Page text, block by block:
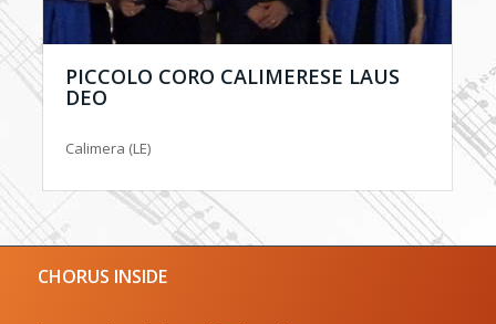
PICCOLO CORO CALIMERESE LAUS
DEO
Calimera (LE)
CHORUS INSIDE